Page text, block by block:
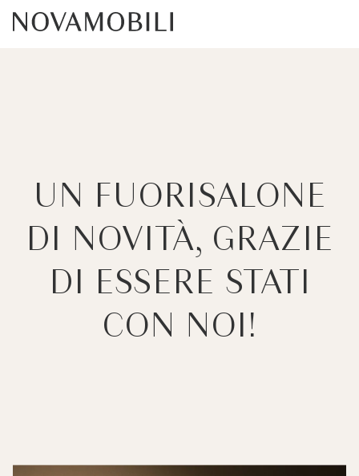
UN FUORISALONE
DI NOVITÀ, GRAZIE
DI ESSERE STATI
CON NOI!